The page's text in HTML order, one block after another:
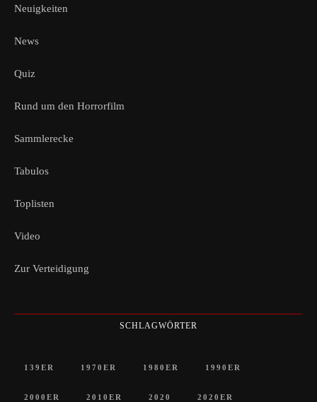
Neuigkeiten
News
Quiz
Rund um den Horrorfilm
Sammlerecke
Tabulos
Toplisten
Video
Zur Verteidigung
SCHLAGWÖRTER
139ER 1970ER 1980ER 1990ER
2000ER 2010ER 2020 2020ER